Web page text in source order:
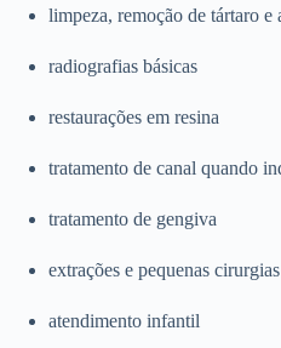
limpeza, remoção de tártaro
radiografias básicas
restaurações em resina
tratamento de canal quando
tratamento de gengiva
extrações e pequenas cirurgias
atendimento infantil